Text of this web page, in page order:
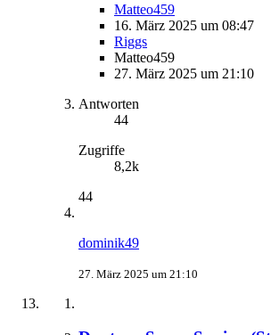
Matteo459
16. März 2025 um 08:47
Riggs
Matteo459
27. März 2025 um 21:10
Antworten
44
Zugriffe
8,2k
44
dominik49
27. März 2025 um 21:10